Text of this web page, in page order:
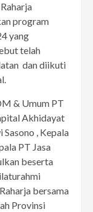
program
yang
telah
dan diikuti
& Umum PT
Akhidayat
, Kepala
PT Jasa
beserta
bersama
Provinsi